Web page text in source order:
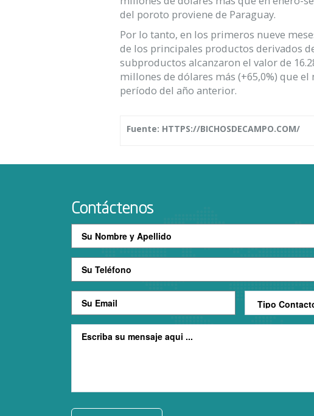
del poroto proviene de Paraguay.
Por lo tanto, en los primeros nueve
de los principales productos derivados
subproductos alcanzaron el valor de
millones de dólares más (+65,0%) que
período del año anterior.
Fuente: HTTPS://BICHOSDECAMPO.COM/
Contáctenos